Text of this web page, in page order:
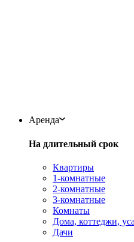
Аренда
На длительный срок
Квартиры
1-комнатные
2-комнатные
3-комнатные
Комнаты
Дома, коттеджи,
Дачи